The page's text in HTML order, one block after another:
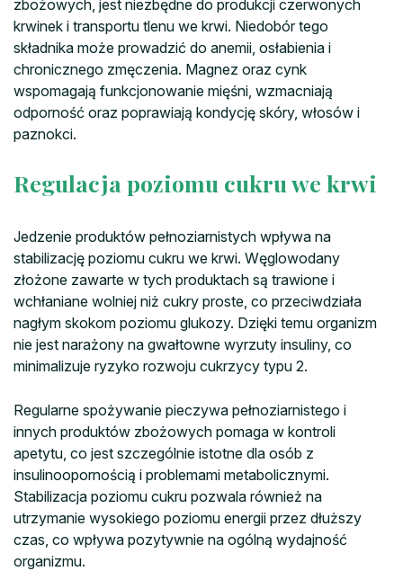
zbożowych, jest niezbędne do produkcji czerwonych
krwinek i transportu tlenu we krwi. Niedobór tego
składnika może prowadzić do anemii, osłabienia i
chronicznego zmęczenia. Magnez oraz cynk
wspomagają funkcjonowanie mięśni, wzmacniają
odporność oraz poprawiają kondycję skóry, włosów i
paznokci.
Regulacja poziomu cukru we krwi
Jedzenie produktów pełnoziarnistych wpływa na
stabilizację poziomu cukru we krwi. Węglowodany
złożone zawarte w tych produktach są trawione i
wchłaniane wolniej niż cukry proste, co przeciwdziała
nagłym skokom poziomu glukozy. Dzięki temu organizm
nie jest narażony na gwałtowne wyrzuty insuliny, co
minimalizuje ryzyko rozwoju cukrzycy typu 2.
Regularne spożywanie pieczywa pełnoziarnistego i
innych produktów zbożowych pomaga w kontroli
apetytu, co jest szczególnie istotne dla osób z
insulinoopornością i problemami metabolicznymi.
Stabilizacja poziomu cukru pozwala również na
utrzymanie wysokiego poziomu energii przez dłuższy
czas, co wpływa pozytywnie na ogólną wydajność
organizmu.